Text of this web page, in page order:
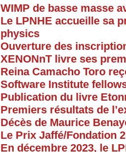
WIMP de basse masse
Le LPNHE accueille sa
physics
Ouverture des
XENONnT livre ses
Reina Camacho Toro
Software Institute
Publication du livre
Premiers résultats de
Décès de Maurice
Le Prix Jaffé/Fondation
En décembre 2023, le